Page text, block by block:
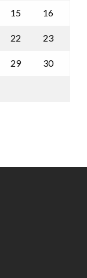
15 16
22 23
29 30